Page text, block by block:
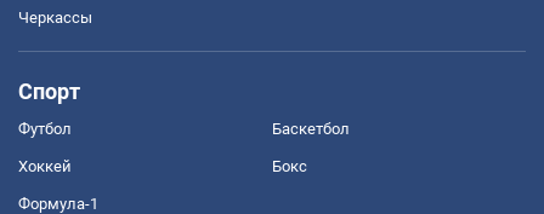
Черкассы
Спорт
Футбол Баскетбол
Хоккей Бокс
Формула-1